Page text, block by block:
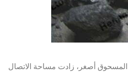
أصغر، زادت مساحة الاتصال